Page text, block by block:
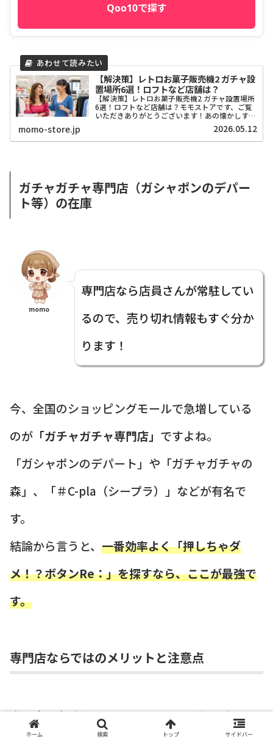
Qoo10で探す
【解決策】レトロお菓子販売機2 ガチャ設
置場所6選！ロフトなど店舗は？
【解決策】レトロお菓子販売機2 ガチャ設置場所
6選！ロフトなど店舗は？モモストアです、ご覧
いただきありがとうございます！あの懐かしすぎ
る「レトロお菓子販売機2」のガチャガチャ、も
うチェックしましたか？昭和のドライブインにあ
ったような、エモさ...
momo-store.jp 2026.05.12
ガチャガチャ専門店（ガシャポンのデパー
ト等）の在庫
momo
専門店なら店員さんが常駐してい
るので、売り切れ情報もすぐ分か
ります！
今、全国のショッピングモールで急増している
のが 「ガチャガチャ専門店」 ですよね。
「ガシャポンのデパート」や「ガチャガチャの
森」、「＃C-pla（シープラ）」などが有名で
す。
結論から言うと、 一番効率よく「押しちゃダ
メ！？ボタンRe：」を探すなら、ここが最強で
す。
専門店ならではのメリットと注意点
専門店の素晴らしいところは、メーカーごとに
ホーム 検索 トップ サイドバー